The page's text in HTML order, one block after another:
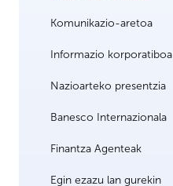
Komunikazio-aretoa
Informazio korporatiboa
Nazioarteko presentzia
Banesco Internazionala
Finantza Agenteak
Egin ezazu lan gurekin